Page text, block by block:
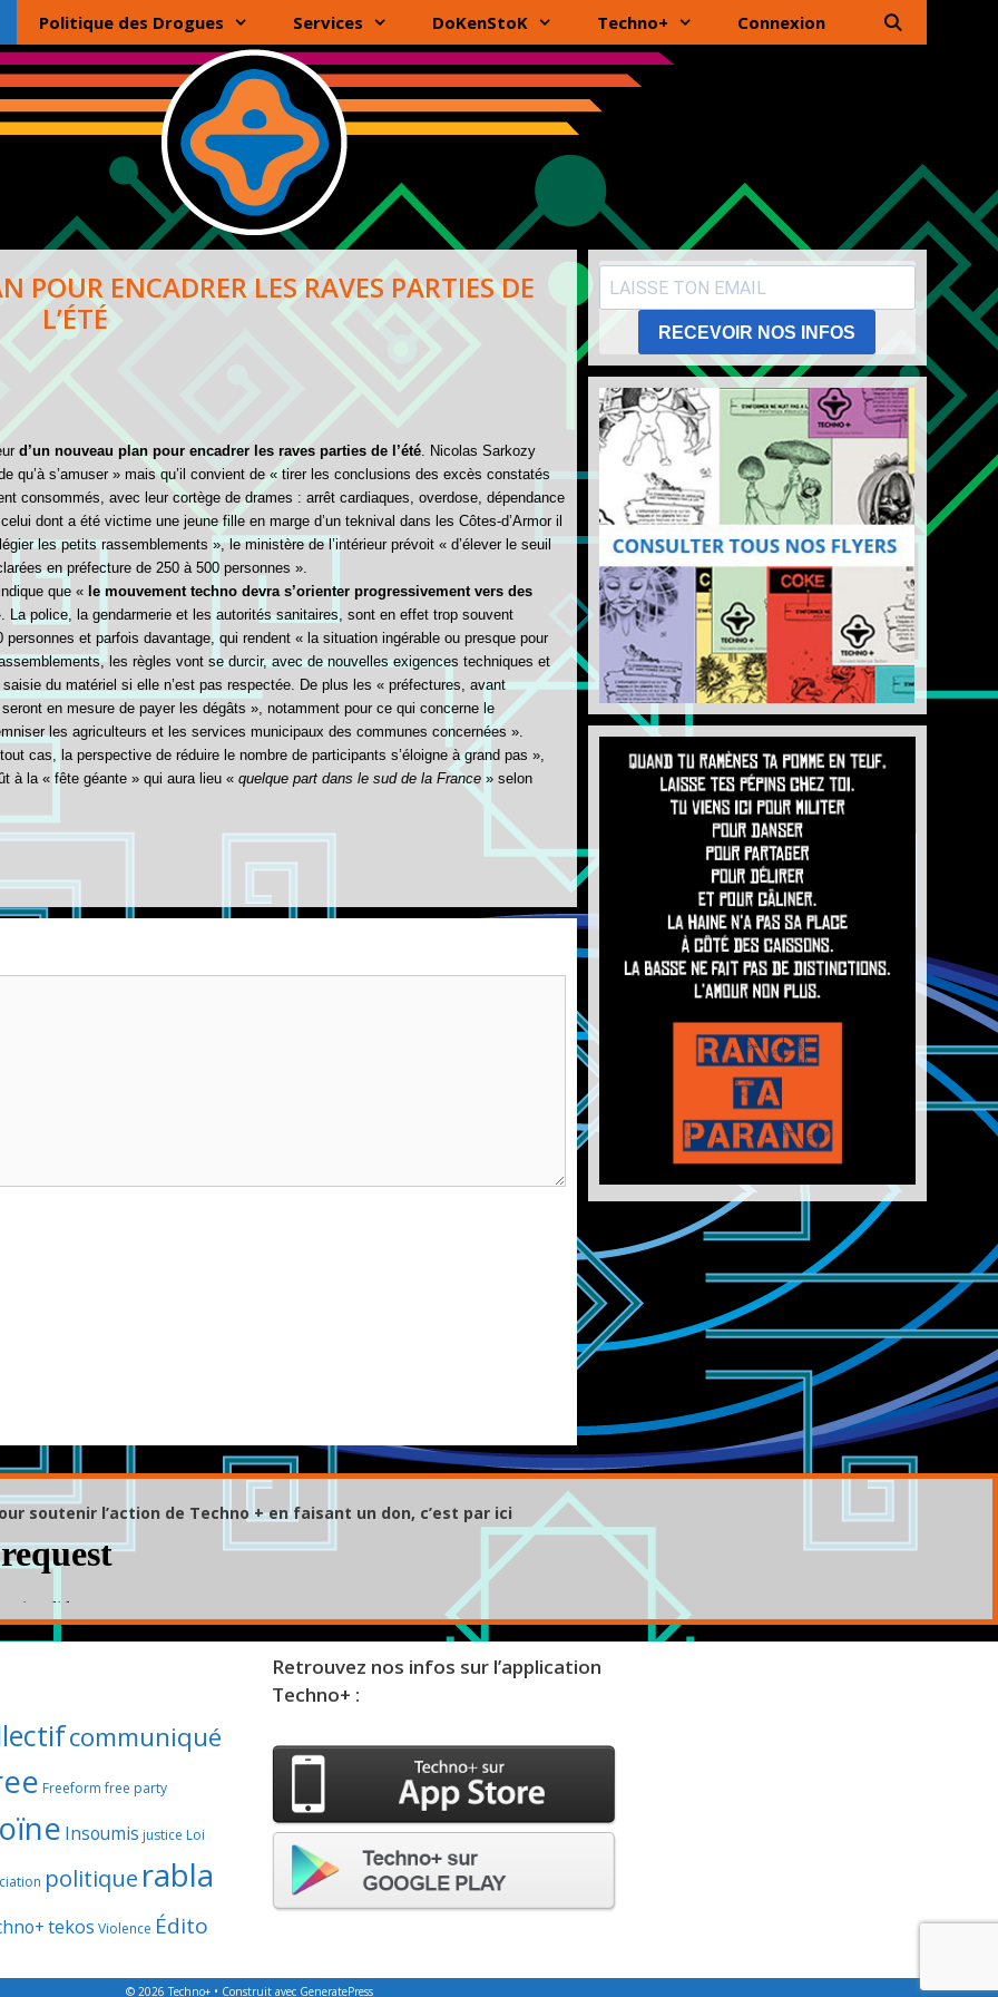
Politique des Drogues Services DoKenStoK Techno+ Connexion
POUR ENCADRER LES RAVES PARTIES DE
L’ÉTÉ
d’un nouveau plan pour encadrer les raves parties de l’été. Nicolas Sarkozy
qu’à s’amuser » mais qu’il convient de « tirer les conclusions des excès constatés
consommés, avec leur cortège de drames : arrêt cardiaques, overdose, dépendance
dont a été victime une jeune fille en marge d’un teknival dans les Côtes-d’Armor il
les petits rassemblements », le ministère de l’intérieur prévoit « d’élever le seuil
en préfecture de 250 à 500 personnes ».
que « le mouvement techno devra s’orienter progressivement vers des
La police, la gendarmerie et les autorités sanitaires, sont en effet trop souvent
et parfois davantage, qui rendent « la situation ingérable ou presque pour
les règles vont se durcir, avec de nouvelles exigences techniques et
du matériel si elle n’est pas respectée. De plus les « préfectures, avant
en mesure de payer les dégâts », notamment pour ce qui concerne le
les agriculteurs et les services municipaux des communes concernées ».
cas, la perspective de réduire le nombre de participants s’éloigne à grand pas »,
à la « fête géante » qui aura lieu «quelque part dans le sud de la France » selon
RECEVOIR NOS INFOS
soutenir l’action de Techno + en faisant un don, c’est par ici
communiqué
Freeform free party
Insoumis justice Loi
politique rabla
tekos Violence Édito
Retrouvez nos infos sur l’application
Techno+ :
© 2026 Techno+ • Construit avec GeneratePress